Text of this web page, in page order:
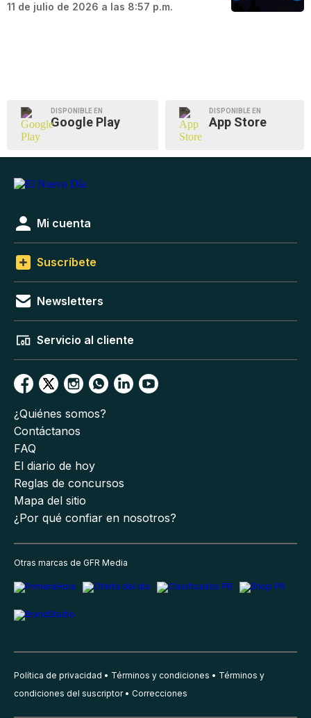
11 de julio de 2026 a las 8:57 p.m.
DISPONIBLE EN
Google Play
DISPONIBLE EN
App Store
Mi cuenta
Suscríbete
Newsletters
Servicio al cliente
¿Quiénes somos?
Contáctanos
FAQ
El diario de hoy
Reglas de concursos
Mapa del sitio
¿Por qué confiar en nosotros?
Otras marcas de GFR Media
Política de privacidad Términos y condiciones
Términos y
condiciones del suscriptor
Correcciones